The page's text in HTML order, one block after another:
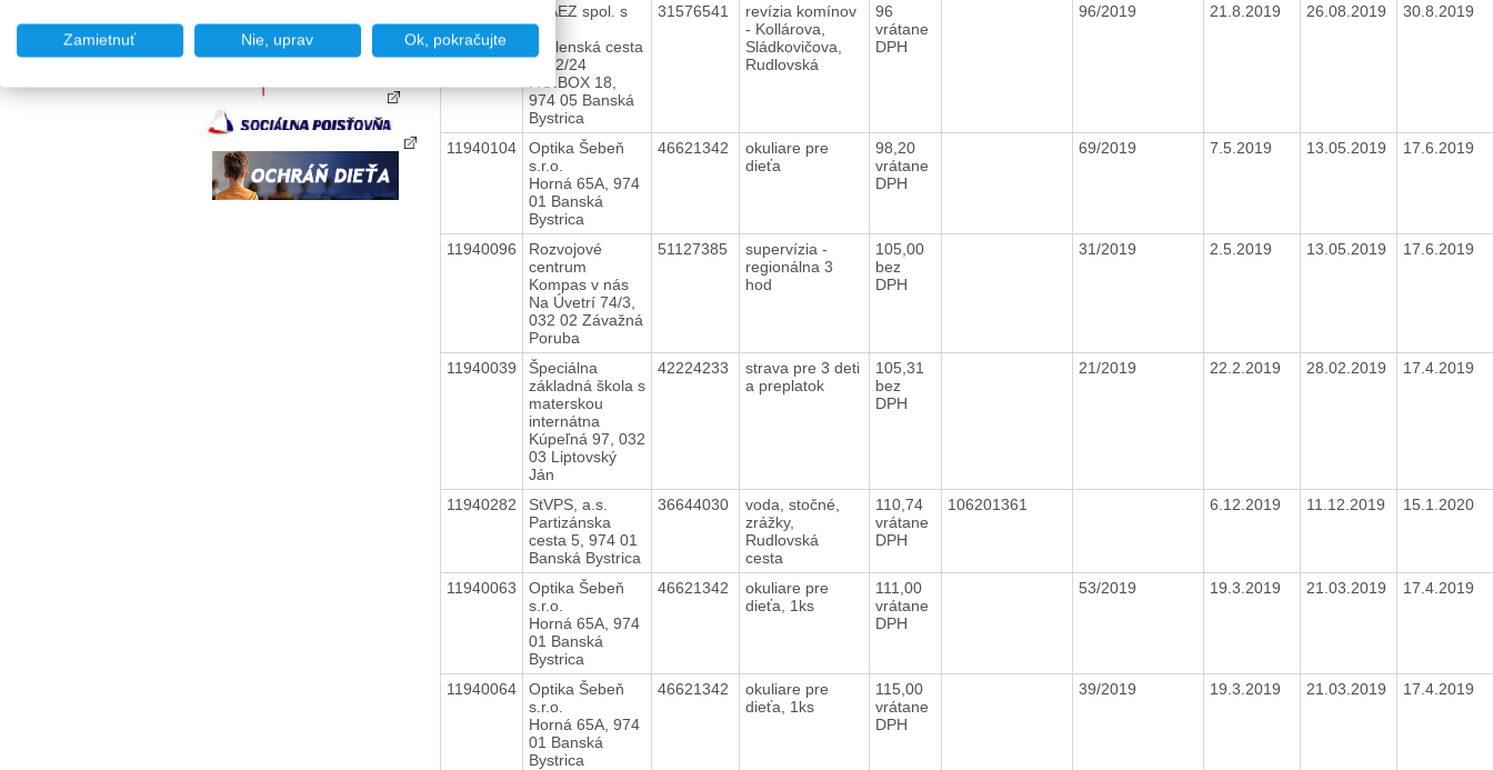
SPAEZ spol. s
r.o.
Zvolenská cesta
2612/24
P.O.BOX 18,
974 05 Banská
Bystrica
31576541
revízia komínov
- Kollárova,
Sládkovičova,
Rudlovská
96
vrátane
DPH
96/2019 21.8.2019 26.08.2019 30.8.2019
11940104
Optika Šebeň
s.r.o.
Horná 65A, 974
01 Banská
Bystrica
46621342
okuliare pre
dieťa
98,20
vrátane
DPH
69/2019 7.5.2019 13.05.2019 17.6.2019
11940096
Rozvojové
centrum
Kompas v nás
Na Úvetrí 74/3,
032 02 Závažná
Poruba
51127385
supervízia -
regionálna 3
hod
105,00
bez
DPH
31/2019 2.5.2019 13.05.2019 17.6.2019
11940039
Špeciálna
základná škola s
materskou
internátna
Kúpeľná 97, 032
03 Liptovský
Ján
42224233
strava pre 3 deti
a preplatok
105,31
bez
DPH
21/2019 22.2.2019 28.02.2019 17.4.2019
11940282
StVPS, a.s.
Partizánska
cesta 5, 974 01
Banská Bystrica
36644030
voda, stočné,
zrážky,
Rudlovská
cesta
110,74
vrátane
DPH
106201361 6.12.2019 11.12.2019 15.1.2020
11940063
Optika Šebeň
s.r.o.
Horná 65A, 974
01 Banská
Bystrica
46621342
okuliare pre
dieťa, 1ks
111,00
vrátane
DPH
53/2019 19.3.2019 21.03.2019 17.4.2019
11940064
Optika Šebeň
s.r.o.
Horná 65A, 974
01 Banská
Bystrica
46621342
okuliare pre
dieťa, 1ks
115,00
vrátane
DPH
39/2019 19.3.2019 21.03.2019 17.4.2019
Zamietnuť Nie, uprav Ok, pokračujte